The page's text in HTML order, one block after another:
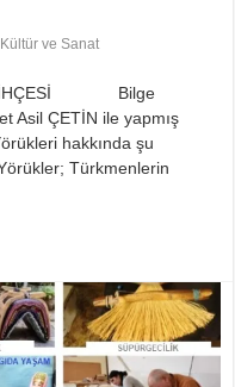
Kültür ve Sanat
TARİHÇESİ Bilge
Asil ÇETİN ile yapmış
hakkında şu
Türkmenlerin